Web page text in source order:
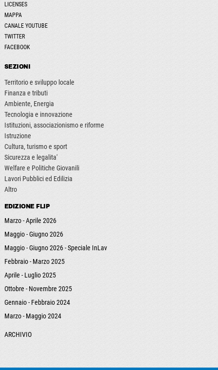
LICENSES
MAPPA
CANALE YOUTUBE
TWITTER
FACEBOOK
SEZIONI
Territorio e sviluppo locale
Finanza e tributi
Ambiente, Energia
Tecnologia e innovazione
Istituzioni, associazionismo e riforme
Istruzione
Cultura, turismo e sport
Sicurezza e legalita'
Welfare e Politiche Giovanili
Lavori Pubblici ed Edilizia
Altro
EDIZIONE FLIP
Marzo - Aprile 2026
Maggio - Giugno 2026
Maggio - Giugno 2026 - Speciale InLav
Febbraio - Marzo 2025
Aprile - Luglio 2025
Ottobre - Novembre 2025
Gennaio - Febbraio 2024
Marzo - Maggio 2024
ARCHIVIO